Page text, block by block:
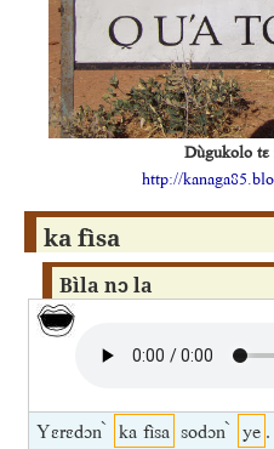
Dùgukolo tɛ
http://
ka fìsa
Bìla nɔ la
Yɛrɛdɔn ̀ ka fìsa sodɔn ̀ ye .